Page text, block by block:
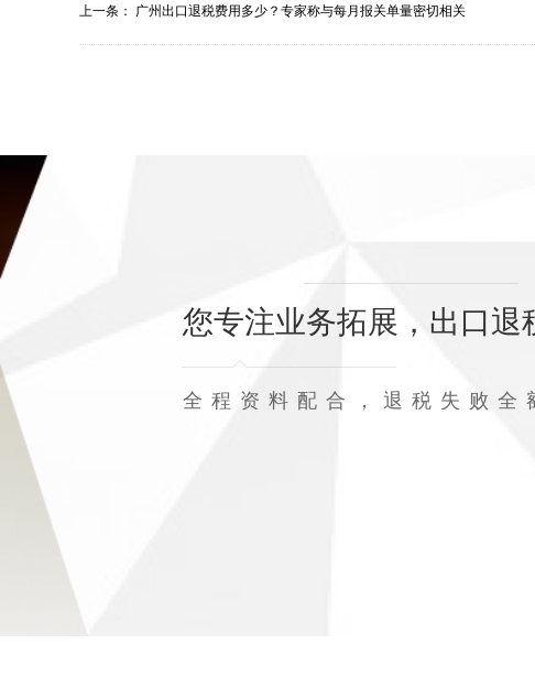
上一条： 广州出口退税费用多少？专家称与每月报关单量密切相关
您专注业务拓展，出口退
全程资料配合，退税失败全